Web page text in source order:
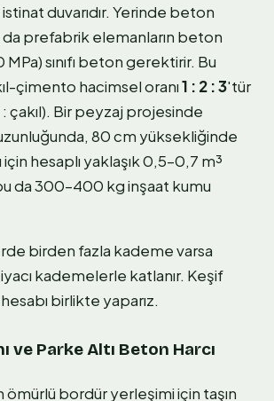
duvarıdır. Yerinde beton
da prefabrik elemanların beton
sınıfı beton gerektirir. Bu
çimento hacimsel oranı1 : 2 : 3'tür
çakıl). Bir peyzaj projesinde
80 cm yüksekliğinde
için hesaplı yaklaşık 0,5–0,7 m³
da 300–400 kg inşaat kumu
birden fazla kademe varsa
kademelerle katlanır. Keşif
birlikte yaparız.
ve Parke Altı Beton Harcı
ömürlü bordür yerleşimi için taşın